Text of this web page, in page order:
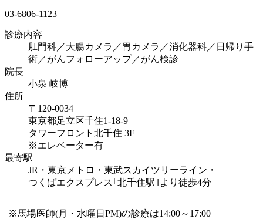
03-6806-1123
診療内容
肛門科／大腸カメラ／胃カメラ／消化器科／ 日帰り手
術／がんフォローアップ／がん検診
院長
小泉 岐博
住所
〒120-0034
東京都足立区千住1-18-9
タワーフロント北千住 3F
※エレベーター有
最寄駅
JR・東京メトロ・東武スカイツリーライン・
つくばエクスプレス｢北千住駅｣より 徒歩4分
※馬場医師(月・水曜日PM)の診療は14:00～17:00